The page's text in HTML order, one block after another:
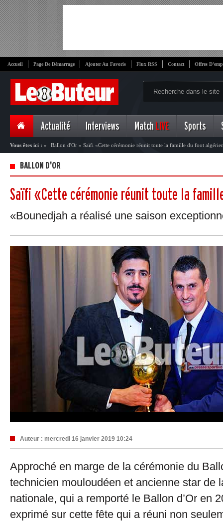
Accueil Page De Démarrage Ajouter Au Favoris Flux RSS Contact Offres
Actualité Interviews Match LIVE Sports
Vous êtes ici : » Ballon d'Or » Saïfi «Cette cérémonie réunit toute la famille du foot
BALLON D'OR
Saïfi «Cette cérémonie réunit toute la
«Bounedjah a réalisé une saison
Auteur : mercredi 16 janvier 2019 10:24
Approché en marge de la cérémonie du
technicien mouloudéen et ancienne star de
nationale, qui a remporté le Ballon d’Or en
exprimé sur cette fête qui a réuni non